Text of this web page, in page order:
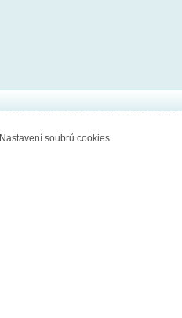
Nastavení soubrů cookies